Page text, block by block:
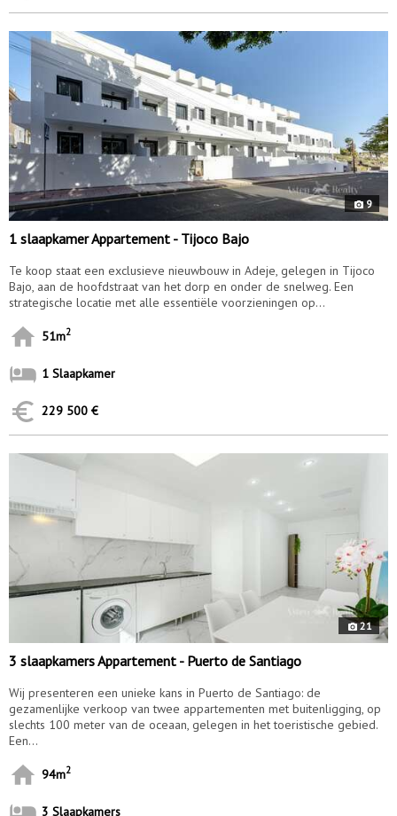
9
1 slaapkamer Appartement - Tijoco Bajo
Te koop staat een exclusieve nieuwbouw in Adeje, gelegen in Tijoco
Bajo, aan de hoofdstraat van het dorp en onder de snelweg. Een
strategische locatie met alle essentiële voorzieningen op...
51m2
1 Slaapkamer
229 500 €
21
3 slaapkamers Appartement - Puerto de Santiago
Wij presenteren een unieke kans in Puerto de Santiago: de
gezamenlijke verkoop van twee appartementen met buitenligging, op
slechts 100 meter van de oceaan, gelegen in het toeristische gebied.
Een...
94m2
3 Slaapkamers